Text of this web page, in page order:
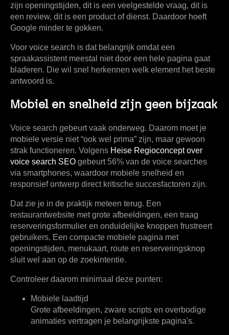
zijn openingstijden, dit is een veelgestelde vraag, dit is
een review, dit is een product of dienst. Daardoor hoeft
Google minder te gokken.
Voor voice search is dat belangrijk omdat een
spraakassistent meestal niet door een hele pagina gaat
bladeren. Die wil snel herkennen welk element het beste
antwoord is.
Mobiel en snelheid zijn geen bijzaak
Voice search gebeurt vaak onderweg. Daarom moet je
mobiele versie niet “ook wel prima” zijn, maar gewoon
strak functioneren. Volgens Heise Regioconcept over
voice search SEO gebeurt 56% van de voice searches
via smartphones, waardoor mobiele snelheid en
responsief ontwerp direct kritische succesfactoren zijn.
Dat zie je in de praktijk meteen terug. Een
restaurantwebsite met grote afbeeldingen, een traag
reserveringsformulier en onduidelijke knoppen frustreert
gebruikers. Een compacte mobiele pagina met
openingstijden, menukaart, route en reserveringsknop
sluit wel aan op de zoekintentie.
Controleer daarom minimaal deze punten:
Mobiele laadtijd
Grote afbeeldingen, zware scripts en overbodige
animaties vertragen je belangrijkste pagina's.